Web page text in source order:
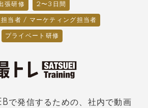
張研修 2〜3日間
当者 / マーケティング担当者
プライベート研修
で発信するための、社内で動画